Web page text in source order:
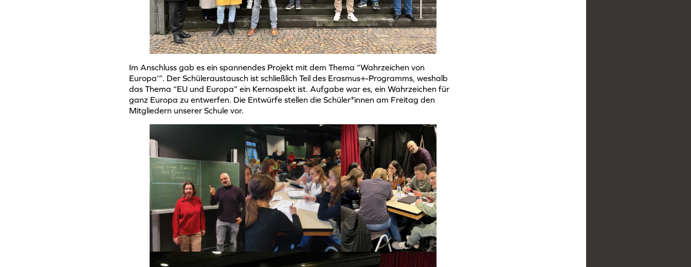
Im Anschluss gab es ein spannendes Projekt mit dem Thema “Wahrzeichen von
Europa’”. Der Schüleraustausch ist schließlich Teil des Erasmus+-Programms, weshalb
das Thema “EU und Europa” ein Kernaspekt ist. Aufgabe war es, ein Wahrzeichen für
ganz Europa zu entwerfen. Die Entwürfe stellen die Schüler*innen am Freitag den
Mitgliedern unserer Schule vor.